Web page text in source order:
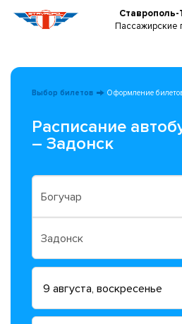
Ставрополь-
Пассажирские
Выбор билетов Оформление
Расписание
– Задонск